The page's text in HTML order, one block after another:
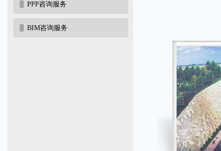
PPP咨询服务
BIM咨询服务